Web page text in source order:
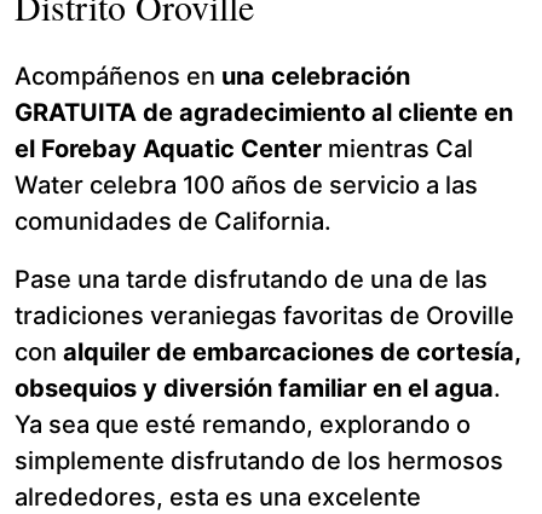
Acompáñenos en una celebración
GRATUITA de agradecimiento al cliente en
el Forebay Aquatic Center mientras Cal
Water celebra 100 años de servicio a las
comunidades de California.
Pase una tarde disfrutando de una de las
tradiciones veraniegas favoritas de Oroville
con alquiler de embarcaciones de cortesía,
obsequios y diversión familiar en el agua.
Ya sea que esté remando, explorando o
simplemente disfrutando de los hermosos
alrededores, esta es una excelente